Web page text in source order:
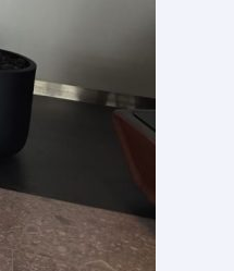
انسانی
اقدار
کرنے
میں